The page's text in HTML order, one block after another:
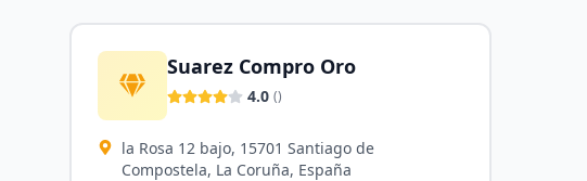
Suarez Compro Oro
4.0 ()
la Rosa 12 bajo, 15701 Santiago de
Compostela, La Coruña, España